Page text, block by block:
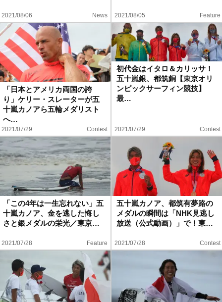
2021/08/06 News 2021/08/05 Feature
「日本とアメリカ両国の誇
り」ケリー・スレーターが五
十嵐カノアら五輪メダリスト
へ…
2021/07/29 Contest
初代金はイタロ＆カリッサ！
五十嵐銀、都筑銅【東京オリ
ンピックサーフィン競技】
最…
2021/07/29 Contest
「この4年は一生忘れない」五
十嵐カノア、金を逃した悔し
さと銀メダルの栄光／東京…
2021/07/28 Feature
五十嵐カノア、都筑有夢路の
メダルの瞬間は「NHK見逃し
放送（公式動画）」で！東…
2021/07/28 Contest
ウェストジャパン
イベント・リリース
FOLLOW US ON